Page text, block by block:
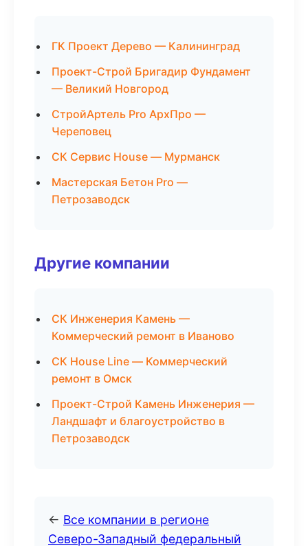
ГК Проект Дерево — Калининград
Проект-Строй Бригадир Фундамент
— Великий Новгород
СтройАртель Pro АрхПро —
Череповец
СК Сервис House — Мурманск
Мастерская Бетон Pro —
Петрозаводск
Другие компании
СК Инженерия Камень —
Коммерческий ремонт в Иваново
СК House Line — Коммерческий
ремонт в Омск
Проект-Строй Камень Инженерия —
Ландшафт и благоустройство в
Петрозаводск
← Все компании в регионе
Северо-Западный федеральный